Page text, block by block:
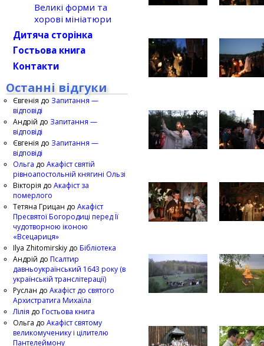
Великі форми та
хорові мініатюри
Дитяча сторінка
Гостьова книга
Контакти
Останні відгуки
Євгенія до Запитання —
відповіді
Андрій до Запитання —
відповіді
Євгенія до Запитання —
відповіді
Ольга до Акафіст святій
рівноапостольній княгині Ользі
Вікторія до Акафіст за
померлого
Тетяна Грицан до Акафіст
Пресвятої Богородиці перед Її
чудотворною іконою
«Всецариця»
Ilya Zhitomirskiy до Бібліотека
Андрій до Псалтир
давньоукраїнський 1643 року (в
українській транслітерації)
Руслан до Акафіст до святого
Архистратига Михаїла
Лілія до Гостьова книга
Ольга до Акафіст святому
великомученику і цілителю
Пантелеймону